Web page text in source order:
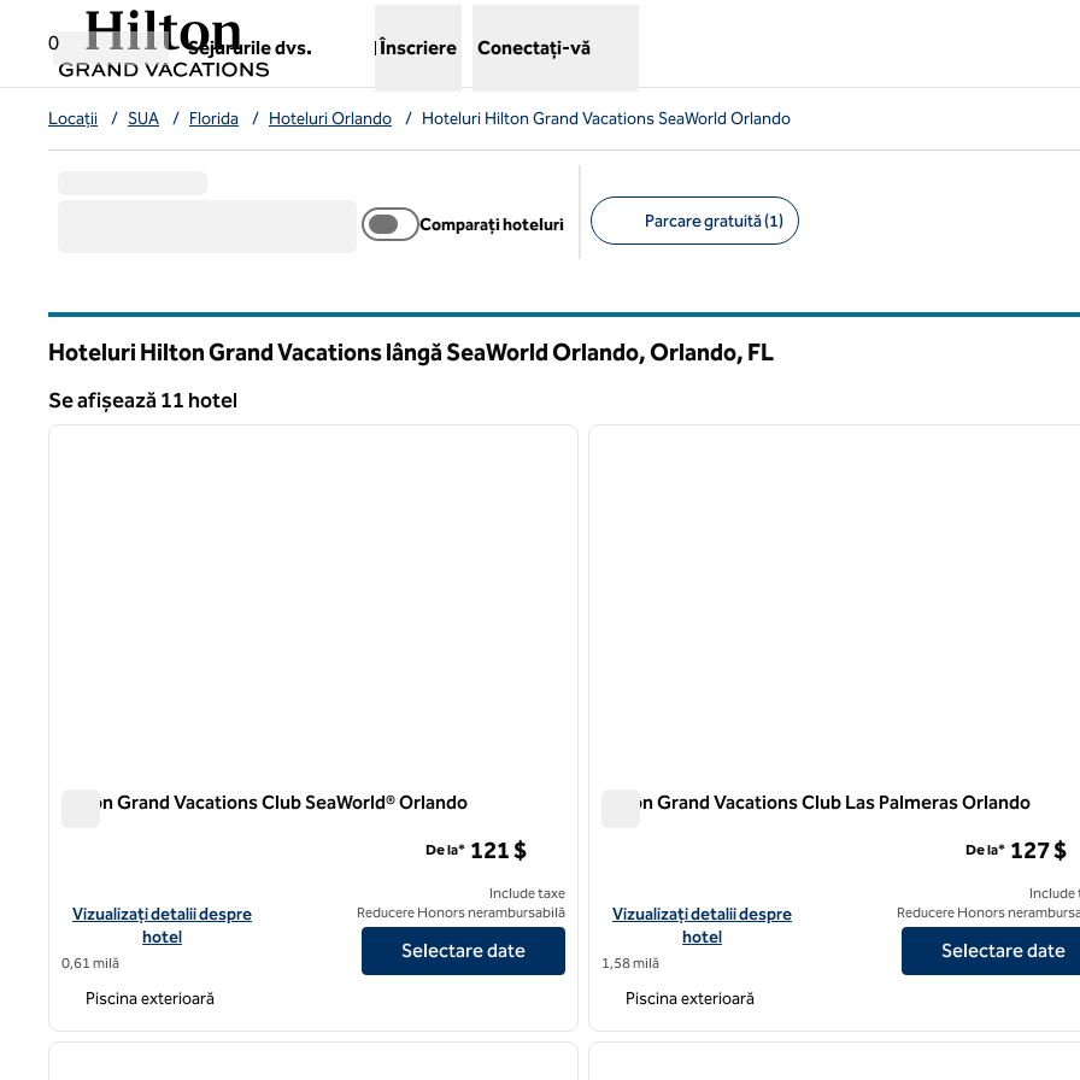
Salt la conținut
0
Sejururile dvs. Înscriere Conectați-vă
Locații / SUA / Florida / Hoteluri Orlando / Hoteluri Hilton Grand Vacations SeaWorld Orlando
Comparați hoteluri Parcare gratuită (1)
Hoteluri Hilton Grand Vacations lângă SeaWorld Orlando, Orlando, FL
Se afișează 11 hotel
Se afișează 11 hotel
1 din 12
imaginea următoare
Hilton Grand Vacations Club SeaWorld® Orlando
Vizualizați detaliile hotelului Hilton Grand Vacations Club SeaWorld® Orlando
Vizualizați detalii despre
hotel
0,61 milă
De la* 121 $
Include taxe
Reducere Honors nerambursabilă
Selectare date
Piscina exterioară
1 din 12
Hilton Grand Vacations Club Las Palmeras Orlando
Vizualizați detaliile hotelului Hilton Grand Vacations Club Las
Vizualizați detalii despre
hotel
1,58 milă
De la* 127 $
Include
Reducere Honors
Selectare date
Piscina exterioară
1 din 12
imaginea următoare
1 din 12